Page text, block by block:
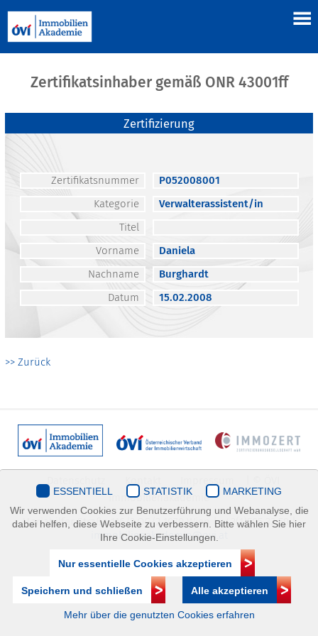
Zertifikatsinhaber gemäß ONR 43001ff
Zertifizierung
Zertifikatsnummer
P052008001
Kategorie
Verwalterassistent/in
Titel
Vorname
Daniela
Nachname
Burghardt
Datum
15.02.2008
>> Zurück
Immobilienakademie
Mariahilfer Straße 116/2.OG/2 1070 Wien | +43(1)505 32 50 |
immobilienakademie@ovi.at
ESSENTIELL STATISTIK
MARKETING
Wir verwenden Cookies zur Benutzerführung und Webanalyse, die
dabei helfen, diese Webseite zu verbessern. Bitte wählen Sie hier
Ihre Cookie-Einstellungen.
Nur essentielle Cookies akzeptieren
Speichern und schließen Alle akzeptieren
Mehr über die genutzten Cookies erfahren